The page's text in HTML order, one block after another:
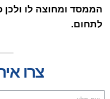
הממסד ומחוצה לו ולכן
לתחום.
צרו